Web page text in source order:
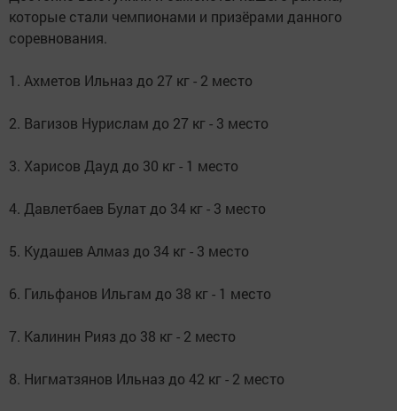
которые стали чемпионами и призёрами данного
соревнования.
1. Ахметов Ильназ до 27 кг - 2 место
2. Вагизов Нурислам до 27 кг - 3 место
3. Харисов Дауд до 30 кг - 1 место
4. Давлетбаев Булат до 34 кг - 3 место
5. Кудашев Алмаз до 34 кг - 3 место
6. Гильфанов Ильгам до 38 кг - 1 место
7. Калинин Рияз до 38 кг - 2 место
8. Нигматзянов Ильназ до 42 кг - 2 место